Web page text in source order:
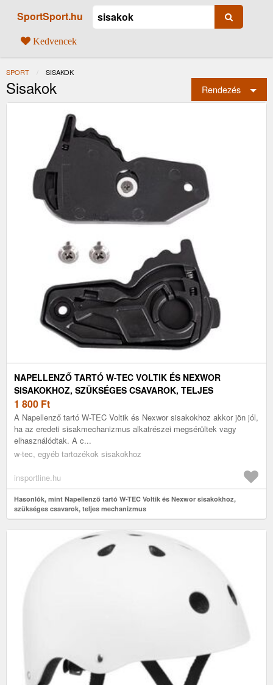
SportSport.hu
Kedvencek
SPORT JELENLEGI:
SISAKOK
Sisakok Rendezés
NAPELLENZŐ TARTÓ W-TEC VOLTIK ÉS NEXWOR
SISAKOKHOZ, SZÜKSÉGES CSAVAROK, TELJES
MECHANIZMUS
1 800 Ft
A Napellenző tartó W-TEC Voltik és Nexwor sisakokhoz akkor jön jól,
ha az eredeti sisakmechanizmus alkatrészei megsérültek vagy
elhasználódtak. A c...
w-tec, egyéb tartozékok sisakokhoz
insportline.hu
Hasonlók, mint Napellenző tartó W-TEC Voltik és Nexwor sisakokhoz,
szükséges csavarok, teljes mechanizmus